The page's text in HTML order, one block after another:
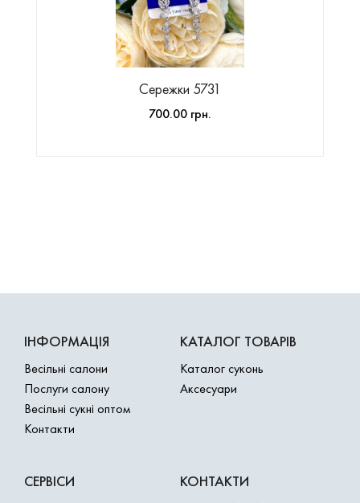
Сережки 5731
700.00 грн.
ІНФОРМАЦІЯ
Весільні салони
Послуги салону
Весільні сукні оптом
Контакти
КАТАЛОГ ТОВАРІВ
Каталог суконь
Аксесуари
СЕРВІСИ КОНТАКТИ